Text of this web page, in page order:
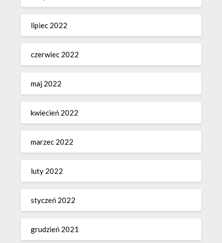
lipiec 2022
czerwiec 2022
maj 2022
kwiecień 2022
marzec 2022
luty 2022
styczeń 2022
grudzień 2021